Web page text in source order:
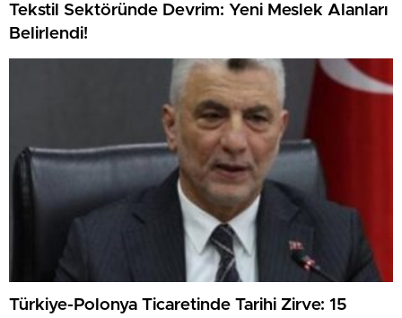
Tekstil Sektöründe Devrim: Yeni Meslek Alanları
Belirlendi!
Türkiye-Polonya Ticaretinde Tarihi Zirve: 15